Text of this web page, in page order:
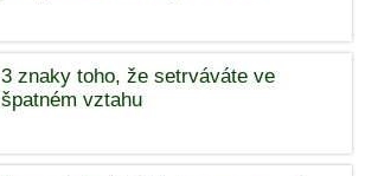
3 znaky toho, že setrváváte ve
špatném vztahu